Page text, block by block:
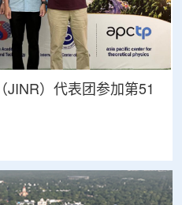
JINR）代表团参加第51